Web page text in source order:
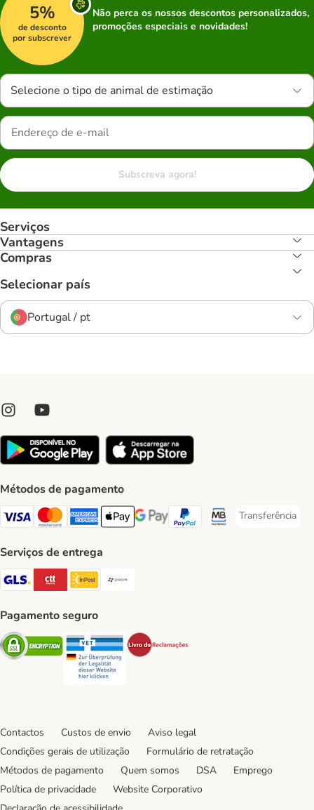
5%
de desconto
por subscrever
Não perca os nossos descontos personalizados,
promoções especiais e novidades!
Selecione o tipo de animal de estimação
Subscreva agora!
Serviços
Vantagens
Compras
Selecionar país
Portugal / pt
Métodos de pagamento
Visa Payment Method
Mastercard Payment Method
American Express Payment Method
Apple Pay Payment Method
Google Pay Payment Method
PayPal Payment Method
Multibanco Payment
Transferência
Transferência
Serviços de entrega
GLS Shipping Method
CTTExpress Shipping Method
InPost Shipping Method
Pagamento seguro
Security Security
Contactos Custos de envio
Aviso legal
Condições gerais de utilização
Formulário de retratação
Métodos de pagamento
Quem somos DSA
Emprego
Política de privacidade
Website Corporativo